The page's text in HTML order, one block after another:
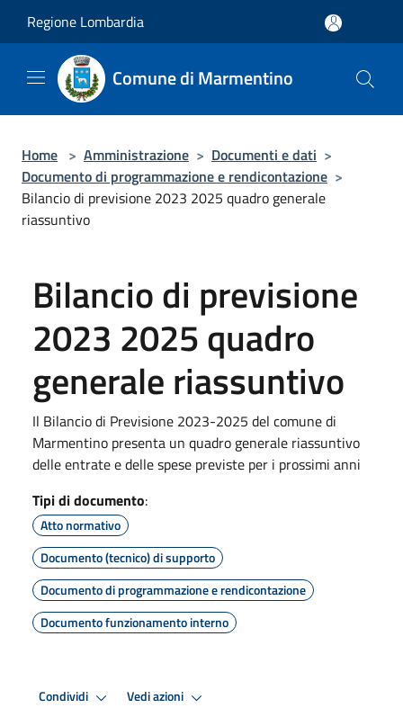
Regione Lombardia
Comune di Marmentino
Home > Amministrazione > Documenti e dati >
Documento di programmazione e rendicontazione >
Bilancio di previsione 2023 2025 quadro generale
riassuntivo
Bilancio di previsione
2023 2025 quadro
generale riassuntivo
Il Bilancio di Previsione 2023-2025 del comune di
Marmentino presenta un quadro generale riassuntivo
delle entrate e delle spese previste per i prossimi anni
Tipi di documento:
Atto normativo
Documento (tecnico) di supporto
Documento di programmazione e rendicontazione
Documento funzionamento interno
Condividi Vedi azioni